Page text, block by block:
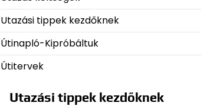
Utazási tippek kezdőknek
Útinapló-Kipróbáltuk
Útitervek
Utazási tippek kezdőknek